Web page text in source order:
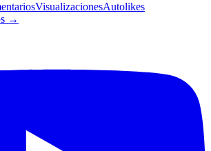
VisualizacionesAutolikes
→